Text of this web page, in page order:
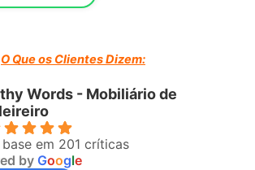
O Que os Clientes Dizem:
Words - Mobiliário de
em 201 críticas
by Google